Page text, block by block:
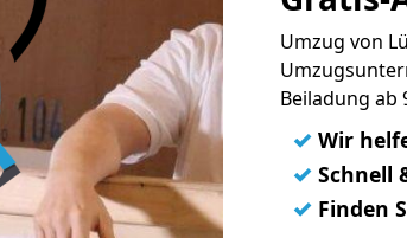
Umzug von
Beiladung ab
✓ Wir
✓ Schnell
✓ Finden